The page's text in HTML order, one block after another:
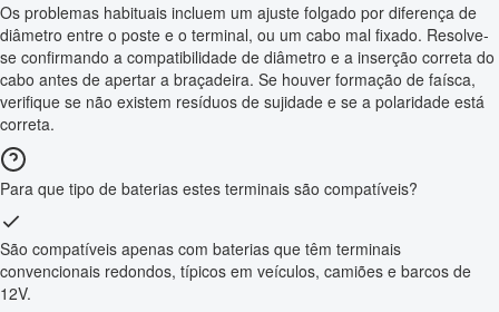
Os problemas habituais incluem um ajuste folgado por diferença de
diâmetro entre o poste e o terminal, ou um cabo mal fixado. Resolve-
se confirmando a compatibilidade de diâmetro e a inserção correta do
cabo antes de apertar a braçadeira. Se houver formação de faísca,
verifique se não existem resíduos de sujidade e se a polaridade está
correta.
Para que tipo de baterias estes terminais são compatíveis?
São compatíveis apenas com baterias que têm terminais
convencionais redondos, típicos em veículos, camiões e barcos de
12V.